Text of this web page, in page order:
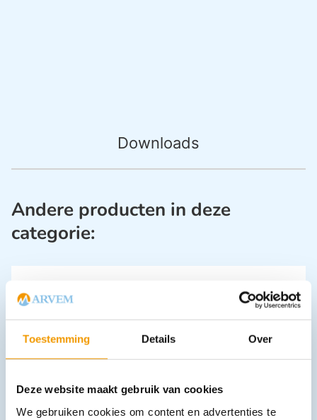
Toestemming Details Over
Deze website maakt gebruik van cookies
We gebruiken cookies om content en advertenties te
Downloads
Andere producten in deze
categorie:
Ampullenetui kleur zwart uitgevoerd in kunstleer
24.9 excl. btw